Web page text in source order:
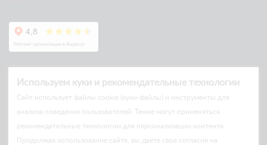
© Arlift 2026
Используем куки и рекомендательные технологии
Cайт использует файлы cookie (куки-файлы) и инструменты для
анализа поведения пользователей. Также могут применяться
рекомендательные технологии для персонализации контента.
Продолжая использование сайта, вы даете свое согласие на